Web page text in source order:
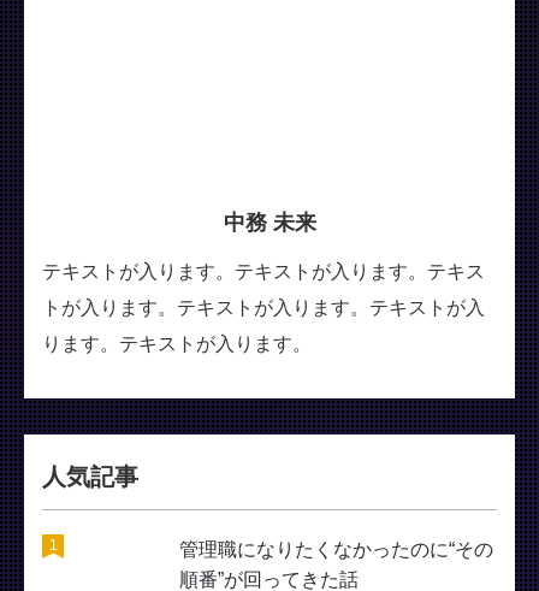
中務 未来
テキストが入ります。テキストが入ります。テキス
トが入ります。テキストが入ります。テキストが入
ります。テキストが入ります。
人気記事
管理職になりたくなかったのに“その
順番”が回ってきた話